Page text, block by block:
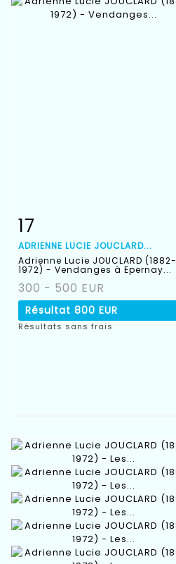
Fiche détaillée
17
ADRIENNE LUCIE JOUCLARD...
Adrienne Lucie JOUCLARD (1882-
1972) - Vendanges à Epernay...
300 - 500 EUR
Résultat 800 EUR
Résultats sans frais